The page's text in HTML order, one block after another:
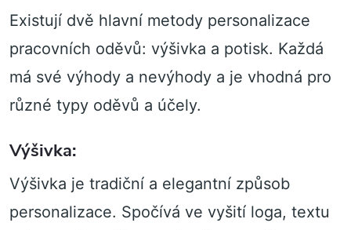
Existují dvě hlavní metody personalizace
pracovních oděvů: výšivka a potisk. Každá
má své výhody a nevýhody a je vhodná pro
různé typy oděvů a účely.
Výšivka:
Výšivka je tradiční a elegantní způsob
personalizace. Spočívá ve vyšití loga, textu